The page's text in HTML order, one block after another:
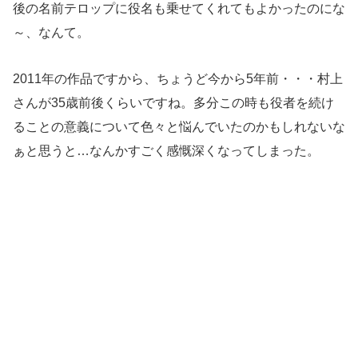
後の名前テロップに役名も乗せてくれてもよかったのにな
～、なんて。
2011年の作品ですから、ちょうど今から5年前・・・村上
さんが35歳前後くらいですね。多分この時も役者を続け
ることの意義について色々と悩んでいたのかもしれないな
ぁと思うと…なんかすごく感慨深くなってしまった。